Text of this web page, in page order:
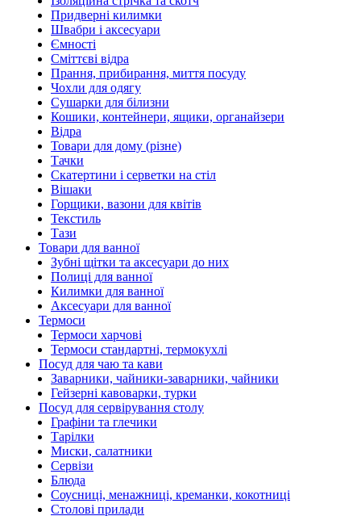
Придверні килимки
Швабри і аксесуари
Ємності
Сміттєві відра
Прання, прибирання, миття посуду
Чохли для одягу
Сушарки для білизни
Кошики, контейнери, ящики, органайзери
Відра
Товари для дому (різне)
Тачки
Скатертини і серветки на стіл
Вішаки
Горщики, вазони для квітів
Текстиль
Тази
Товари для ванної
Зубні щітки та аксесуари до них
Полиці для ванної
Килимки для ванної
Аксесуари для ванної
Термоси
Термоси харчові
Термоси стандартні, термокухлі
Посуд для чаю та кави
Заварники, чайники-заварники, чайники
Гейзерні кавоварки, турки
Посуд для сервірування столу
Графіни та глечики
Тарілки
Миски, салатники
Сервізи
Блюда
Соусниці, менажниці, креманки, кокотниці
Столові прилади